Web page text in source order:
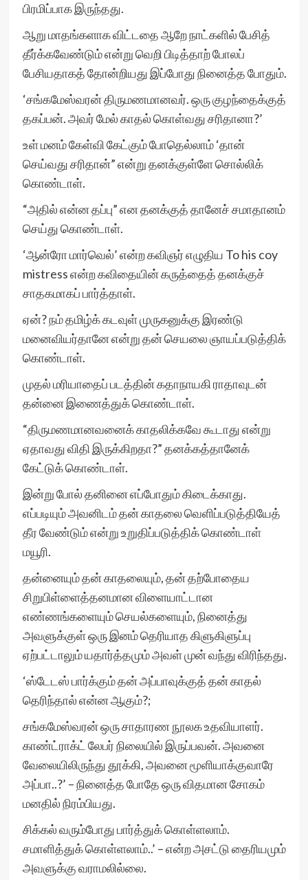
பிரமிப்பாக இருந்தது.
ஆறு மாதங்களாக விட்டதை ஆறே நாட்களில் பேசித்
தீர்க்கவேண்டும் என்று வெறி பிடித்தாற் போலப்
பேசியதாகத் தோன்றியது இப்போது நினைத்த போதும்.
‘சங்கமேஸ்வரன் திருமணமானவர். ஒரு குழந்தைக்குத்
தகப்பன். அவர் மேல் காதல் கொள்வது சரிதானா?’
உள் மனம் கேள்வி கேட்கும் போதெல்லாம் ‘தான்
செய்வது சரிதான்” என்று தனக்குள்ளே சொல்லிக்
கொண்டாள்.
“அதில் என்ன தப்பு” என தனக்குத் தானேச் சமாதானம்
செய்து கொண்டாள்.
‘ஆன்ரோ மார்வெல்’ என்ற கவிஞர் எழுதிய To his coy
mistress என்ற கவிதையின் கருத்தைத் தனக்குச்
சாதகமாகப் பார்த்தாள்.
ஏன்? நம் தமிழ்க் கடவுள் முருகனுக்கு இரண்டு
மனைவியர்தானே என்று தன் செயலை ஞாயப்படுத்திக்
கொண்டாள்.
முதல் மரியாதைப் படத்தின் கதாநாயகி ராதாவுடன்
தன்னை இணைத்துக் கொண்டாள்.
“திருமணமானவனைக் காதலிக்கவே கூடாது என்று
ஏதாவது விதி இருக்கிறதா?” தனக்கத்தானேக்
கேட்டுக் கொண்டாள்.
இன்று போல் தனினை எப்போதும் கிடைக்காது.
எப்படியும் அவனிடம் தன் காதலை வெளிப்படுத்தியேத்
தீர வேண்டும் என்று உறுதிப்படுத்திக் கொண்டாள்
மயூரி.
தன்னையும் தன் காதலையும், தன் தற்போதைய
சிறுபிள்ளைத்தனமான விளையாட்டான
எண்ணங்களையும் செயல்களையும், நினைத்து
அவளுக்குள் ஒரு இனம் தெரியாத கிளுகிளுப்பு
ஏற்பட்டாலும் யதார்த்தமும் அவள் முன் வந்து விரிந்தது.
‘ஸ்டேடஸ் பார்க்கும் தன் அப்பாவுக்குத் தன் காதல்
தெரிந்தால் என்ன ஆகும்?;
சங்கமேஸ்வரன் ஒரு சாதாரண நூலக உதவியாளர்.
காண்ட்ராக்ட் லேபர் நிலையில் இருப்பவன். அவனை
வேலையிலிருந்து தூக்கி, அவனை மூளியாக்குவாரே
அப்பா..?’ – நினைத்த போதே ஒரு விதமான சோகம்
மனதில் நிரம்பியது.
சிக்கல் வரும்போது பார்த்துக் கொள்ளலாம்.
சமாளித்துக் கொள்ளலாம்..’ – என்ற அசட்டு தைரியமும்
அவளுக்கு வராமலில்லை.